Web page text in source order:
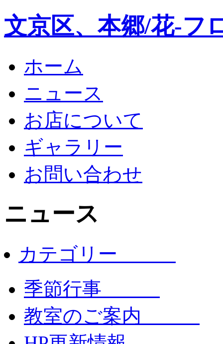
文京区、本郷/花-フ
ホーム
ニュース
お店について
ギャラリー
お問い合わせ
ニュース
カテゴリー
季節行事
教室のご案内